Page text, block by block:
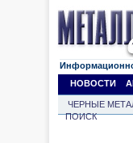
НОВОСТИ
ЧЕРНЫЕ
ПОИСК